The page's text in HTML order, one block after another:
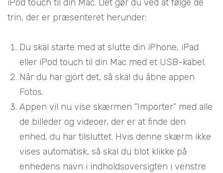
iPod touch til din Mac. Det gør du ved at følge de
trin, der er præsenteret herunder:
Du skal starte med at slutte din iPhone, iPad
eller iPod touch til din Mac med et USB-kabel.
Når du har gjort det, så skal du åbne appen
Fotos.
Appen vil nu vise skærmen ”Importer” med alle
de billeder og videoer, der er at finde den
enhed, du har tilsluttet. Hvis denne skærm ikke
vises automatisk, så skal du blot klikke på
enhedens navn i indholdsoversigten i venstre